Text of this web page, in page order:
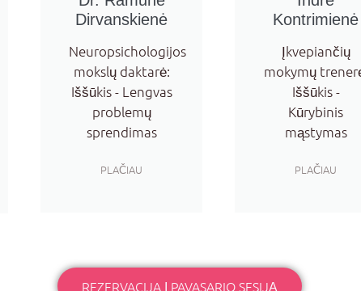
Dirvanskienė
Neuropsichologijos
mokslų daktarė:
Iššūkis - Lengvas
problemų
sprendimas
PLAČIAU
Kontrimienė
Įkvepiančių
mokymų
Iššūkis -
Kūrybinis
mąstymas
PLAČIAU
REZERVACIJA Į PAVASARIO SESIJĄ